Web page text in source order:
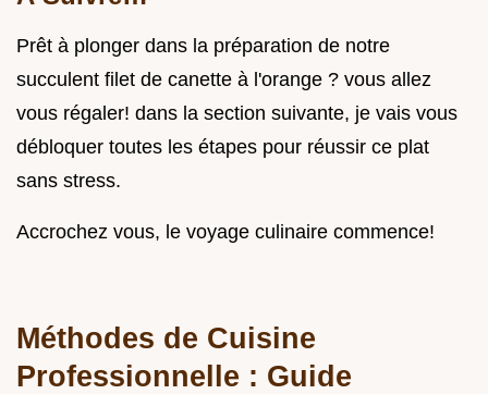
Prêt à plonger dans la préparation de notre
succulent filet de canette à l'orange ? vous allez
vous régaler! dans la section suivante, je vais vous
débloquer toutes les étapes pour réussir ce plat
sans stress.
Accrochez vous, le voyage culinaire commence!
Méthodes de Cuisine
Professionnelle : Guide